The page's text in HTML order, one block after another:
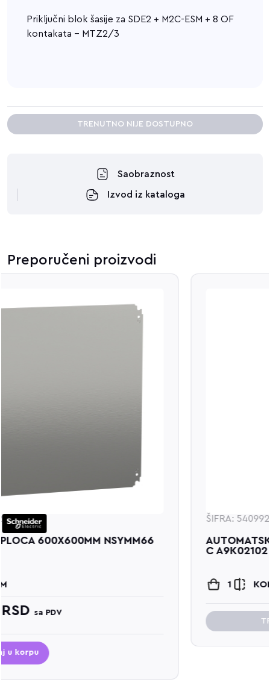
Priključni blok šasije za SDE2 + M2C-ESM + 8 OF
kontakata - MTZ2/3
TRENUTNO NIJE DOSTUPNO
Saobraznost
Izvod iz kataloga
Preporučeni proizvodi
AUTOMATSKI OSIGURAC ACTI9 K60N